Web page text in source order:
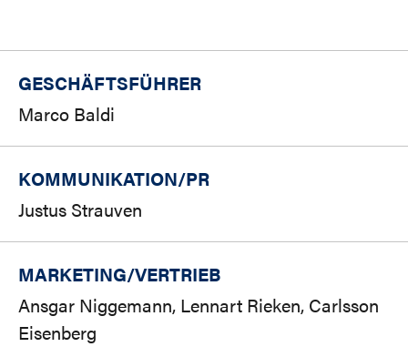
GESCHÄFTSFÜHRER
Marco Baldi
KOMMUNIKATION/PR
Justus Strauven
MARKETING/VERTRIEB
Ansgar Niggemann, Lennart Rieken, Carlsson
Eisenberg